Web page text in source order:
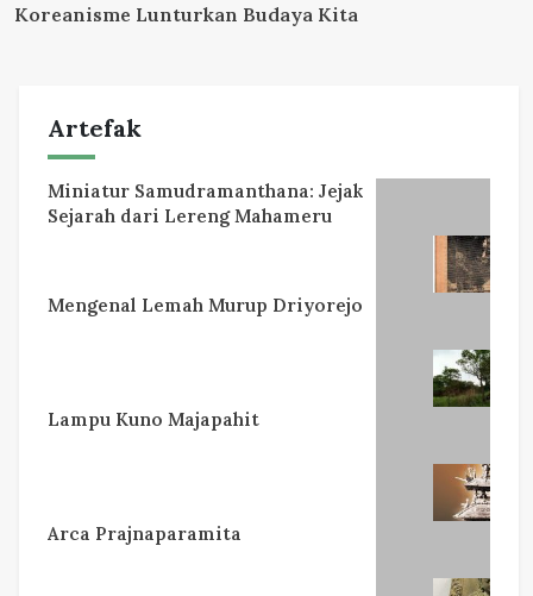
Koreanisme Lunturkan Budaya Kita
Artefak
Miniatur Samudramanthana: Jejak
Sejarah dari Lereng Mahameru
Mengenal Lemah Murup Driyorejo
Lampu Kuno Majapahit
Arca Prajnaparamita